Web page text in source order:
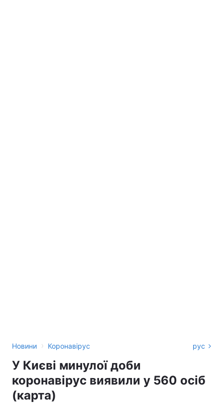
Новини › Коронавірус рус
У Києві минулої доби
коронавірус виявили у 560 осіб
(карта)